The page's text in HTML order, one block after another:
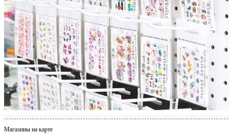
Магазины на карте